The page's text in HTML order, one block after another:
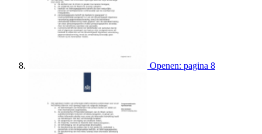
Openen: pagina 8